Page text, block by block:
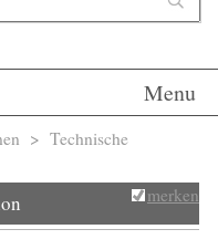
Menu
> Technische
merken